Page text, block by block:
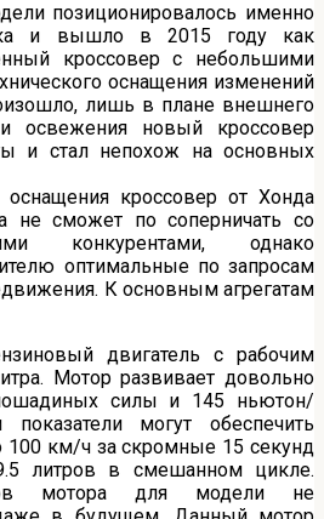
позиционировалось именно
и вышло в 2015 году как
кроссовер с небольшими
оснащения изменений
лишь в плане внешнего
освежения новый кроссовер
и стал непохож на основных
оснащения кроссовер от Хонда
не сможет по соперничать со
конкурентами, однако
оптимальные по запросам
К основным агрегатам
двигатель с рабочим
Мотор развивает довольно
силы и 145 ньютон/
могут обеспечить
100 км/ч за скромные 15 секунд
литров в смешанном цикле.
мотора для модели не